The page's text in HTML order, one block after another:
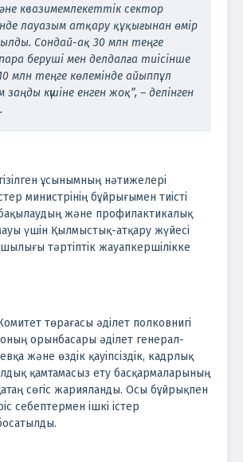
квазимемлекеттік сектор
лауазым атқару құқығынан өмір
Сондай-ақ 30 млн теңге
беруші мен делдалға тиісінше
млн теңге көлемінде айыппұл
заңды күшіне енген жоқ”, – делінген
ұсынымның нәтижелері
министрінің бұйрығымен тиісті
және профилактикалық
үшін Қылмыстық-атқару жүйесі
тәртіптік жауапкершілікке
төрағасы әділет полковнигі
орынбасары әділет генерал-
және өздік қауіпсіздік, кадрлық
қамтамасыз ету басқармаларының
сөгіс жарияланды. Осы бұйрықпен
себептермен ішкі істер